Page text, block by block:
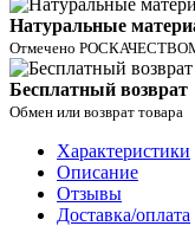
Натуральные
Отмечено
Бесплатный возврат
Обмен или возврат товара
Характеристики
Описание
Отзывы
Доставка/оплата